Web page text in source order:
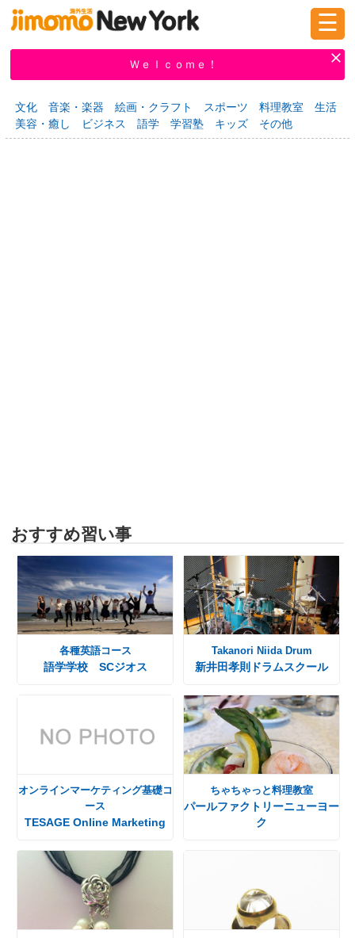
掲示板 タウン情報 教えて！
☰
Ｗｅｌｃｏｍｅ！
文化 音楽・楽器 絵画・クラフト スポーツ 料理教室
生活
美容・癒し
ビジネス 語学 学習塾 キッズ その他
おすすめ習い事
各種英語コース
語学学校 SCジオス
Takanori Niida Drum
新井田孝則ドラムスクール
オンラインマーケティング基礎コ
ース
TESAGE Online Marketing
ちゃちゃっと料理教室
パールファクトリーニューヨー
ク